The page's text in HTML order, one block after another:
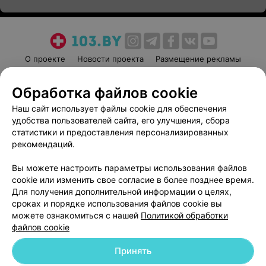
О проекте Новости проекта
Размещение рекламы
Пользовательское соглашение
Способы оплаты
Вакансии
Партнеры
Написать руководителю 103.by
Обработка персональных данных
© 2026 ООО «Артокс Лаб», УНП 191700409 | 220012, Республика Беларусь,
Обработка файлов cookie
Наш сайт использует файлы cookie для обеспечения
удобства пользователей сайта, его улучшения, сбора
статистики и предоставления персонализированных
рекомендаций.
Вы можете настроить параметры использования файлов
cookie или изменить свое согласие в более позднее время.
Для получения дополнительной информации о целях,
сроках и порядке использования файлов cookie вы
можете ознакомиться с нашей Политикой обработки
файлов cookie
Принять